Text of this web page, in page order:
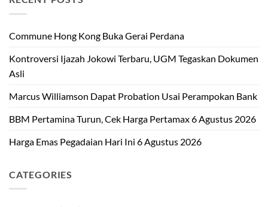
Commune Hong Kong Buka Gerai Perdana
Kontroversi Ijazah Jokowi Terbaru, UGM Tegaskan Dokumen
Asli
Marcus Williamson Dapat Probation Usai Perampokan Bank
BBM Pertamina Turun, Cek Harga Pertamax 6 Agustus 2026
Harga Emas Pegadaian Hari Ini 6 Agustus 2026
CATEGORIES